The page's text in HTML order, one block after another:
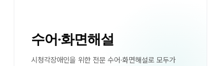
수어·화면해설
시청각장애인을 위한 전문 수어·화면해설로 모두가